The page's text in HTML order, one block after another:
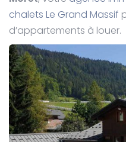
chalets Le Grand Massif
d’appartements à louer.